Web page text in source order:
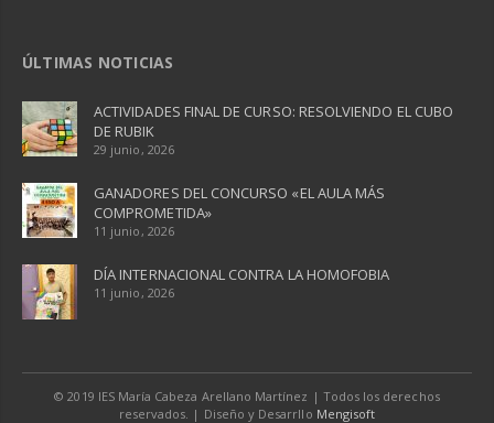
ÚLTIMAS NOTICIAS
ACTIVIDADES FINAL DE CURSO: RESOLVIENDO EL CUBO
DE RUBIK
29 junio, 2026
GANADORES DEL CONCURSO «EL AULA MÁS
COMPROMETIDA»
11 junio, 2026
DÍA INTERNACIONAL CONTRA LA HOMOFOBIA
11 junio, 2026
© 2019 IES María Cabeza Arellano Martínez | Todos los derechos
reservados. | Diseño y Desarrllo Mengisoft